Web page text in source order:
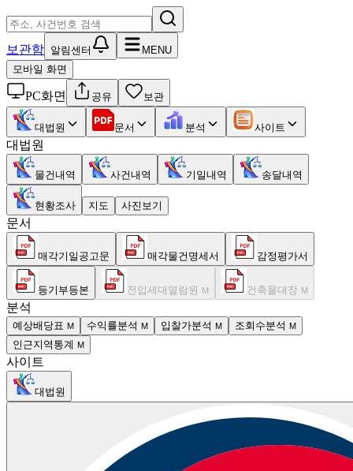
보관함 알림센터
MENU
모바일 화면
PC화면 공유 보관
대법원 문서 분석 사이트
대법원
물건내역 사건내역 기일내역 송달내역
현황조사 지도 사진보기
문서
매각기일공고문 매각물건명세서 감정평가서
등기부등본 전입세대열람원 M 건축물대장 M
분석
예상배당표 M 수익률분석 M 입찰가분석 M 조회수분석 M
인근지역통계 M
사이트
대법원